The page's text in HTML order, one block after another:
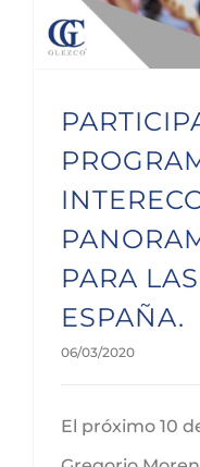
PARA
ESPAÑA.
06/03/2020
El próximo 10